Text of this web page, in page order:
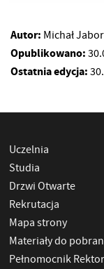
Autor: Michał
Opublikowano:
Ostatnia edycja:
Uczelnia
Studia
Drzwi Otwarte
Rekrutacja
Mapa strony
Materiały do
Pełnomocnik